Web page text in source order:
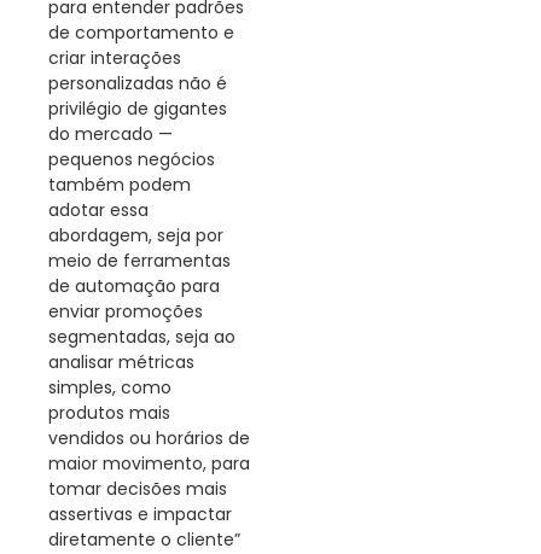
para entender padrões
de comportamento e
criar interações
personalizadas não é
privilégio de gigantes
do mercado —
pequenos negócios
também podem
adotar essa
abordagem, seja por
meio de ferramentas
de automação para
enviar promoções
segmentadas, seja ao
analisar métricas
simples, como
produtos mais
vendidos ou horários de
maior movimento, para
tomar decisões mais
assertivas e impactar
diretamente o cliente”